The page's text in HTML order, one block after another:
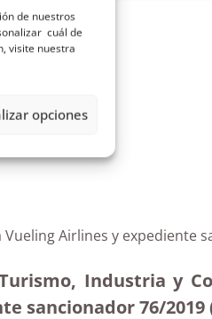
de nuestros
cuál de
visite nuestra
opciones
Airlines y expediente
Industria y
sancionador 76/2019